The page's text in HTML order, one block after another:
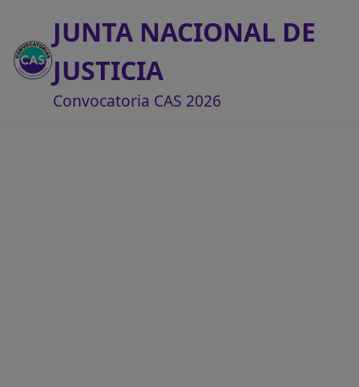
JUNTA NACIONAL DE
JUSTICIA
Convocatoria CAS 2026